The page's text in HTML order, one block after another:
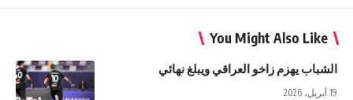
You Might Also Like
الشباب يهزم زاخو العراقي ويبلغ نهائي
19 أبريل، 2026